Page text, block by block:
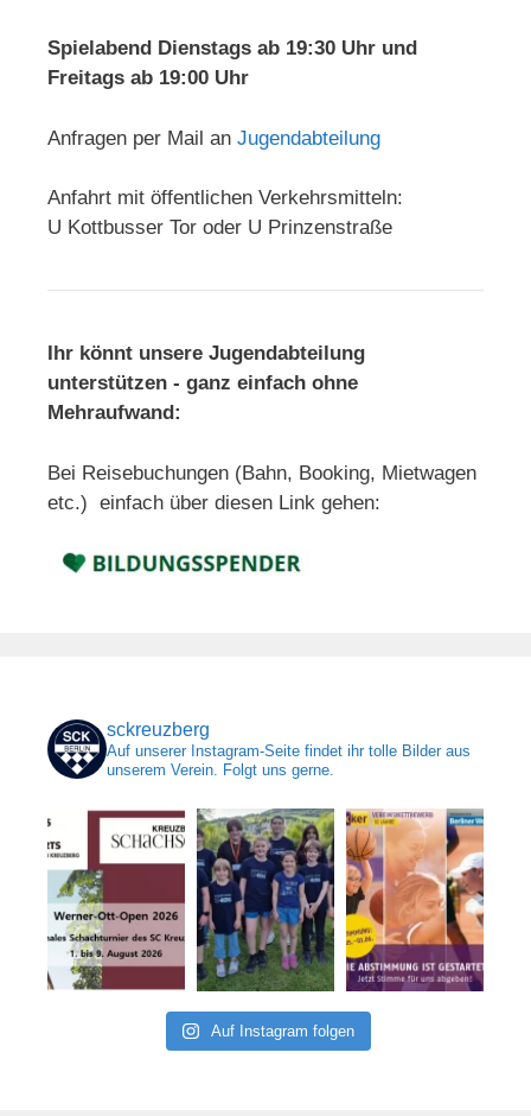
Spielabend Dienstags ab 19:30 Uhr und
Freitags ab 19:00 Uhr
Anfragen per Mail an Jugendabteilung
Anfahrt mit öffentlichen Verkehrsmitteln:
U Kottbusser Tor oder U Prinzenstraße
Ihr könnt unsere Jugendabteilung
unterstützen - ganz einfach ohne
Mehraufwand:
Bei Reisebuchungen (Bahn, Booking, Mietwagen
etc.) einfach über diesen Link gehen:
sckreuzberg
Auf unserer Instagram-Seite findet ihr tolle Bilder aus
unserem Verein. Folgt uns gerne.
Auf Instagram folgen